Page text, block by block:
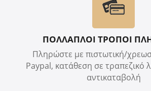
ΠΟΛΛΑΠΛΟΙ ΤΡΟΠΟΙ
Πληρώστε με πιστωτική/
Paypal, κατάθεση σε τραπεζικό
αντικαταβολή